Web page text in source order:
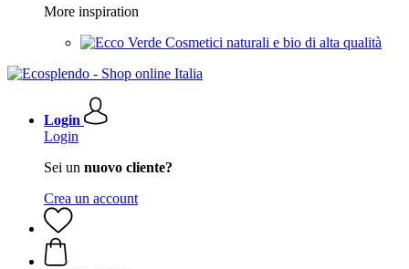
More inspiration
Cosmetici naturali e bio di alta qualità
Login
Login
Sei un nuovo cliente?
Crea un account